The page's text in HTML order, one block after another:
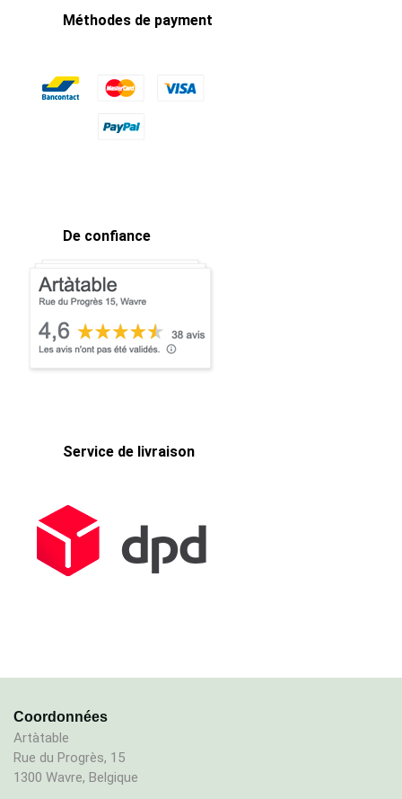
Méthodes de payment
De confiance
Service de livraison
Coordonnées
Artàtable
Rue du Progrès, 15
1300 Wavre, Belgique